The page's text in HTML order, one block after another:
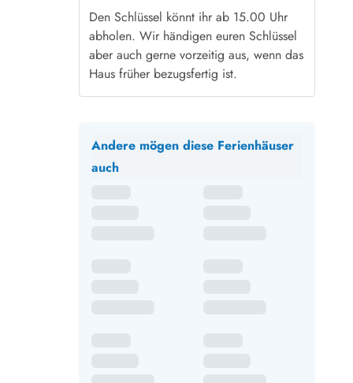
Den Schlüssel könnt ihr ab 15.00 Uhr
abholen. Wir händigen euren Schlüssel
aber auch gerne vorzeitig aus, wenn das
Haus früher bezugsfertig ist.
Andere mögen diese Ferienhäuser
auch